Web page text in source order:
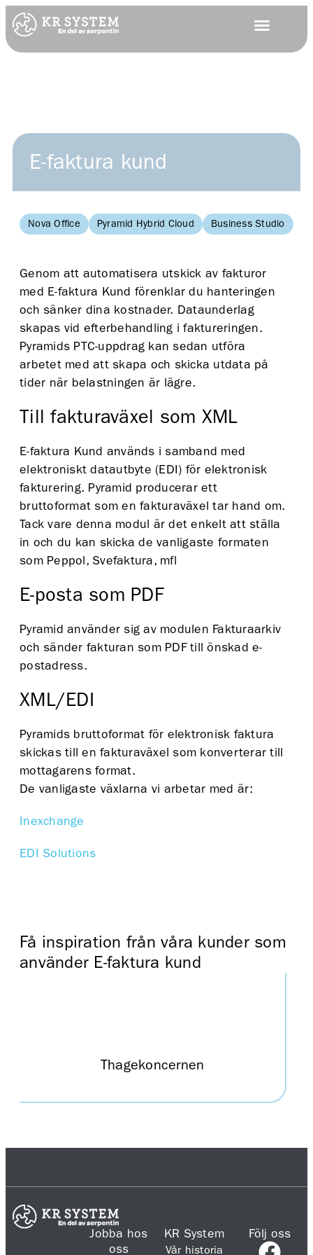
E-faktura kund
Nova Office Pyramid Hybrid Cloud Business Studio
Genom att automatisera utskick av fakturor
med E-faktura Kund förenklar du hanteringen
och sänker dina kostnader. Dataunderlag
skapas vid efterbehandling i faktureringen.
Pyramids PTC-uppdrag kan sedan utföra
arbetet med att skapa och skicka utdata på
tider när belastningen är lägre.
Till fakturaväxel som XML
E-faktura Kund används i samband med
elektroniskt datautbyte (EDI) för elektronisk
fakturering. Pyramid producerar ett
bruttoformat som en fakturaväxel tar hand om.
Tack vare denna modul är det enkelt att ställa
in och du kan skicka de vanligaste formaten
som Peppol, Svefaktura, mfl
E-posta som PDF
Pyramid använder sig av modulen Fakturaarkiv
och sänder fakturan som PDF till önskad e-
postadress.
XML/EDI
Pyramids bruttoformat för elektronisk faktura
skickas till en fakturaväxel som konverterar till
mottagarens format.
De vanligaste växlarna vi arbetar med är:
Inexchange
EDI Solutions
Få inspiration från våra kunder som
använder E-faktura kund
Thagekoncernen
Jobba hos
oss
KR System
Vår historia
Följ oss